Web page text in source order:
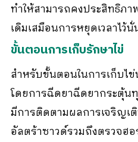
ทำให้สามารถคงประสิทธิภา
เดิมเสมือนการหยุดเวลาไว้นั่
ขั้นตอนการเก็บรักษาไข่
สำหรับขั้นตอนในการเก็บไ
โดยการฉีดยาฉีดยากระตุ้น
มีการติดตามผลการเจริญเ
อัลตร้าซาวด์รวมถึงตรวจฮอ